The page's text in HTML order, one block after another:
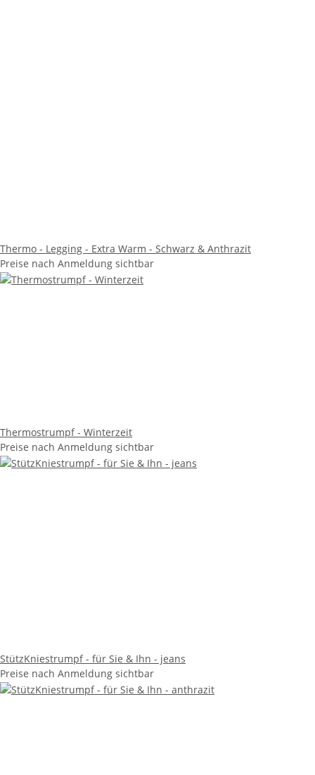
Thermo - Legging - Extra Warm - Schwarz & Anthrazit
Preise nach Anmeldung sichtbar
Thermostrumpf - Winterzeit
Preise nach Anmeldung sichtbar
StützKniestrumpf - für Sie & Ihn - jeans
Preise nach Anmeldung sichtbar